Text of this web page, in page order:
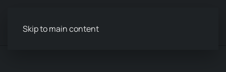
Skip to main content